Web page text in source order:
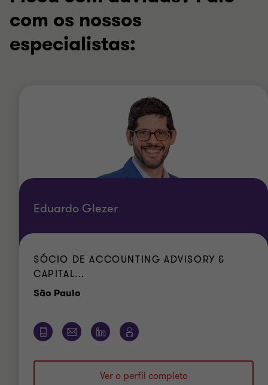
com os nossos
especialistas:
Eduardo Glezer
SÓCIO DE ACCOUNTING ADVISORY &
CAPITAL...
São Paulo
Ver o perfil completo